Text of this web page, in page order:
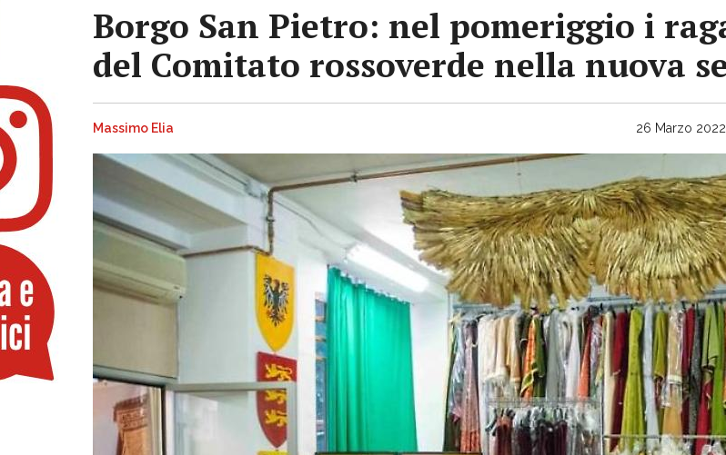
Borgo San Pietro: nel pomeriggio i
del Comitato rossoverde nella nuova
Massimo Elia 26 Marzo 2022